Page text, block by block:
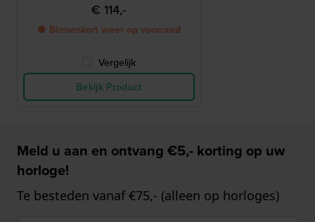
€ 114,-
● Binnenkort weer op voorraad
Vergelijk
Bekijk Product
Meld u aan en ontvang €5,- korting op uw
horloge!
Te besteden vanaf €75,- (alleen op horloges)